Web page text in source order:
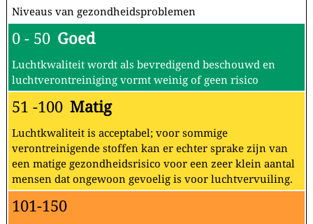
Niveaus van gezondheidsproblemen
0 - 50 Goed
Luchtkwaliteit wordt als bevredigend beschouwd en
luchtverontreiniging vormt weinig of geen risico
51 -100 Matig
Luchtkwaliteit is acceptabel; voor sommige
verontreinigende stoffen kan er echter sprake zijn van
een matige gezondheidsrisico voor een zeer klein aantal
mensen dat ongewoon gevoelig is voor luchtvervuiling.
101-150